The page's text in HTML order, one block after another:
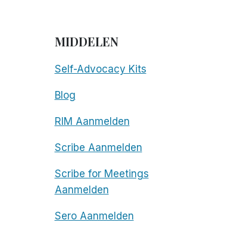
MIDDELEN
Self-Advocacy Kits
Blog
RIM Aanmelden
Scribe Aanmelden
Scribe for Meetings
Aanmelden
Sero Aanmelden